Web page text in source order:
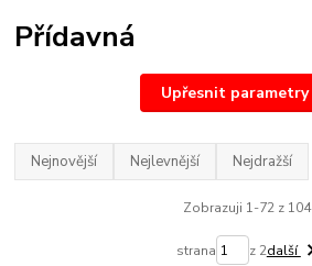
Přídavná
Upřesnit parametry
Nejnovější Nejlevnější Nejdražší
Zobrazuji 1-72 z 104
strana z 2další